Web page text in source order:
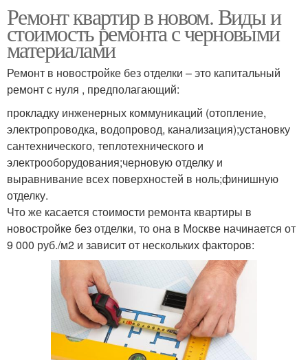
Ремонт квартир в новом. Виды и
стоимость ремонта с черновыми
материалами
Ремонт в новостройке без отделки – это капитальный
ремонт с нуля , предполагающий:
прокладку инженерных коммуникаций (отопление,
электропроводка, водопровод, канализация);установку
сантехнического, теплотехнического и
электрооборудования;черновую отделку и
выравнивание всех поверхностей в ноль;финишную
отделку.
Что же касается стоимости ремонта квартиры в
новостройке без отделки, то она в Москве начинается от
9 000 руб./м2 и зависит от нескольких факторов: